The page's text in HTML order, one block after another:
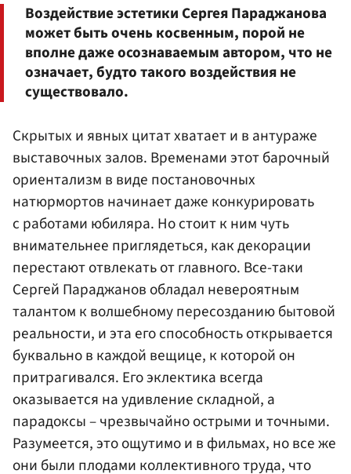
Воздействие эстетики Сергея Параджанова
может быть очень косвенным, порой не
вполне даже осознаваемым автором, что не
означает, будто такого воздействия не
существовало.
Скрытых и явных цитат хватает и в антураже
выставочных залов. Временами этот барочный
ориентализм в виде постановочных
натюрмортов начинает даже конкурировать
с работами юбиляра. Но стоит к ним чуть
внимательнее приглядеться, как декорации
перестают отвлекать от главного. Все-таки
Сергей Параджанов обладал невероятным
талантом к волшебному пересозданию бытовой
реальности, и эта его способность открывается
буквально в каждой вещице, к которой он
притрагивался. Его эклектика всегда
оказывается на удивление складной, а
парадоксы – чрезвычайно острыми и точными.
Разумеется, это ощутимо и в фильмах, но все же
они были плодами коллективного труда, что